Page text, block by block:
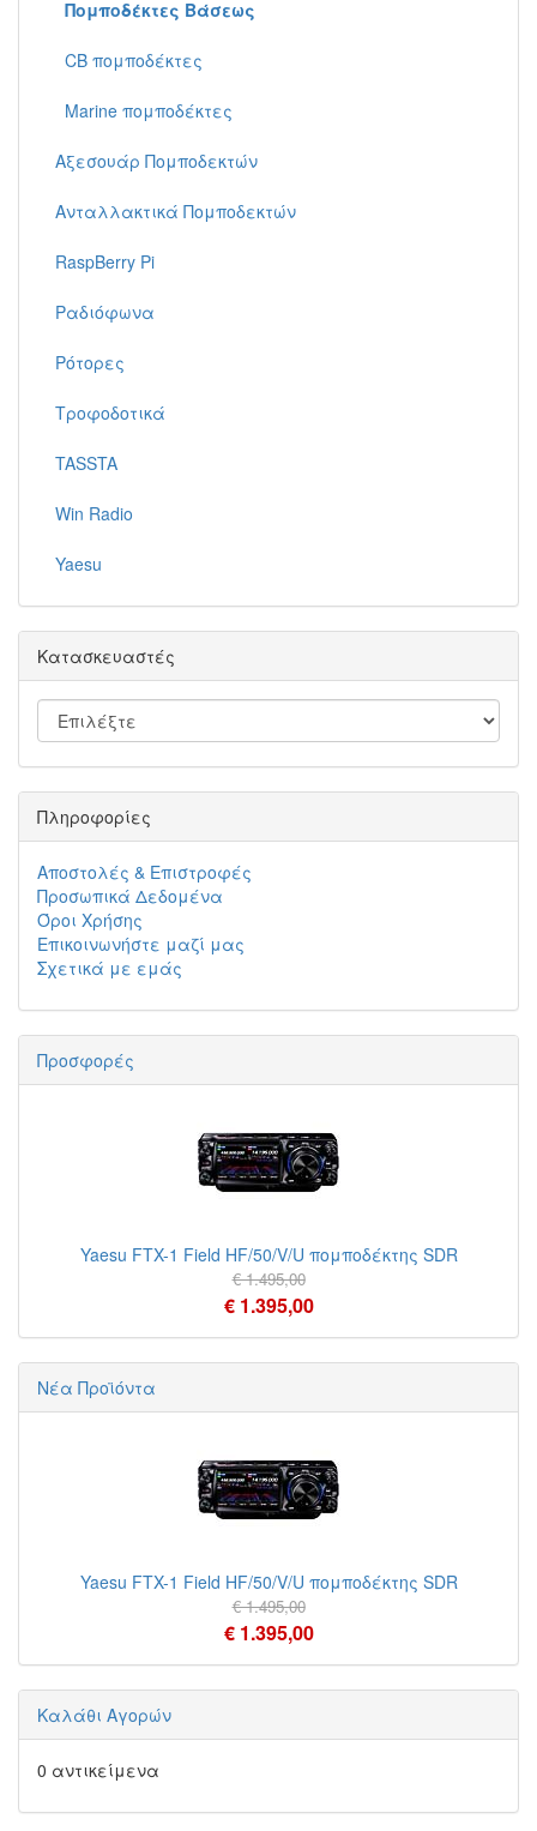
Πομποδέκτες Βάσεως
CB πομποδέκτες
Marine πομποδέκτες
Αξεσουάρ Πομποδεκτών
Ανταλλακτικά Πομποδεκτών
RaspBerry Pi
Ραδιόφωνα
Ρότορες
Τροφοδοτικά
TASSTA
Win Radio
Yaesu
Κατασκευαστές
Πληροφορίες
Αποστολές & Επιστροφές
Προσωπικά Δεδομένα
Όροι Χρήσης
Επικοινωνήστε μαζί μας
Σχετικά με εμάς
Προσφορές
Yaesu FTX-1 Field HF/50/V/U πομποδέκτης SDR
€ 1.495,00
€ 1.395,00
Νέα Προϊόντα
Yaesu FTX-1 Field HF/50/V/U πομποδέκτης SDR
€ 1.495,00
€ 1.395,00
Καλάθι Αγορών
0 αντικείμενα